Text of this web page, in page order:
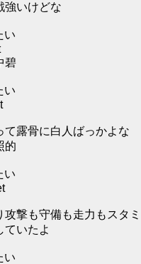
強いけどな
い
碧
い
て露骨に白人ばっかよな
的
い
撃も守備も走力もスタミ
ていたよ
い